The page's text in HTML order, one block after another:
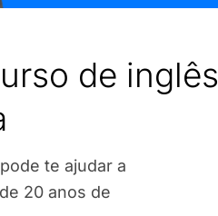
de inglês
te ajudar a
20 anos de